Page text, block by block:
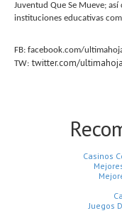
Juventud Que Se Mueve;
instituciones educativas
FB: facebook.com/
TW: twitter.com/
Casinos
Juegos